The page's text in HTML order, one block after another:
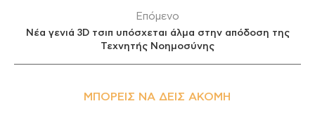
Επόμενο
Νέα γενιά 3D τσιπ υπόσχεται άλμα στην απόδοση της
Τεχνητής Νοημοσύνης
ΜΠΟΡΕΊΣ ΝΑ ΔΕΙΣ ΑΚΌΜΗ